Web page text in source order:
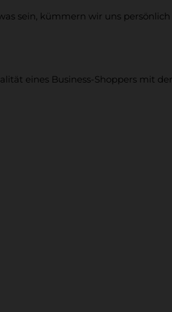
sein, kümmern wir uns
eines Business-Shoppers mit